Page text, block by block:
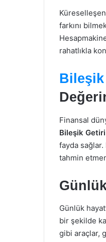
farkını
rahatlıkla
Finansal
Bileşik
fayda
tahmin
Günlük
bir şekilde
gibi araçlar,